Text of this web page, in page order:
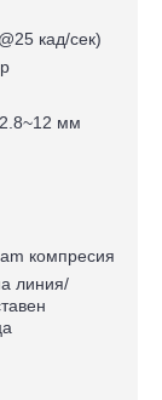
кад/сек)
мм
компресия
линия/